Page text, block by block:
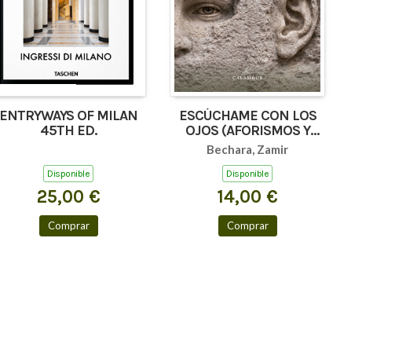
ENTRYWAYS OF MILAN
45TH ED.
Disponible
25,00 €
Comprar
ESCÚCHAME CON LOS
OJOS (AFORISMOS Y
TEXTOS BREVES)
Bechara, Zamir
Disponible
14,00 €
Comprar